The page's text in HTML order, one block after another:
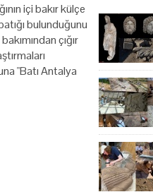
içi bakır külçe
bulunduğunu
çığır
"Batı Antalya